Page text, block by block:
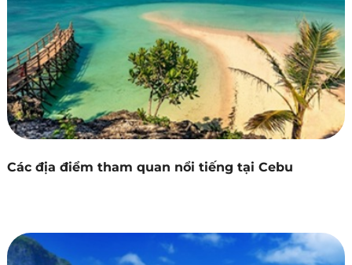
Các địa điểm tham quan nổi tiếng tại Cebu